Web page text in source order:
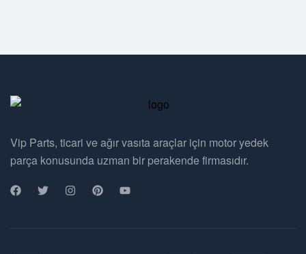
Vip Parts, ticari ve ağır vasıta araçlar için motor yedek
parça konusunda uzman bir perakende firmasıdır.